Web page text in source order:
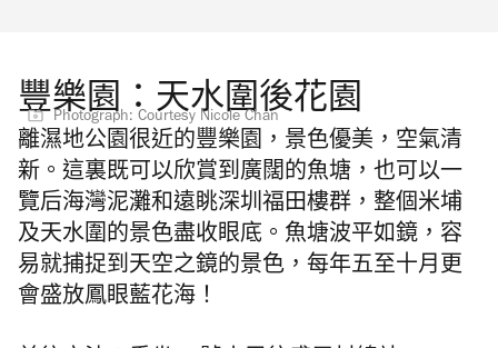
豐樂園：天水圍後花園
Photograph: Courtesy Nicole Chan
離濕地公園很近的豐樂園，景色優美，空氣清
新。這裏既可以欣賞到廣闊的魚塘，也可以一
覽后海灣泥灘和遠眺深圳福田樓群，整個米埔
及天水圍的景色盡收眼底。魚塘波平如鏡，容
易就捕捉到天空之鏡的景色，每年五至十月更
會盛放鳳眼藍花海！